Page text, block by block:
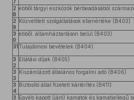
7
2
8
ebből:tárgyi eszközök bérbeadásából
2
9
Közvetített szolgáltatások ellenértéke (B403)
3
0
ebből: államháztartáson belül (B403)
31 Tulajdonosi bevételek (B404)
3
2
Ellátási díjak (B405)
3
3
Kiszámlázott általános forgalmi adó (B406)
3
4
Biztosító által fizetett kártérítés (B411)
3 Egyéb kapott (járó) kamatok és kamatjellegű